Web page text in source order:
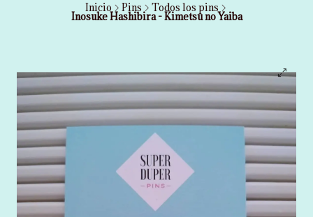
Inicio Pins Todos los pins
Inosuke Hashibira - Kimetsu no Yaiba